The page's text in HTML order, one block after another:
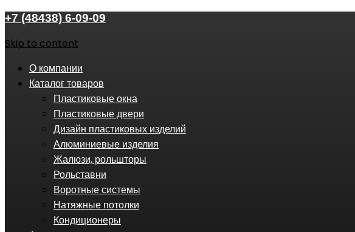
+7 (48438) 6-09-09
Skip to content
О компании
Каталог товаров
Пластиковые окна
Пластиковые двери
Дизайн пластиковых изделий
Алюминиевые изделия
Жалюзи, рольшторы
Рольставни
Воротные системы
Натяжные потолки
Кондиционеры